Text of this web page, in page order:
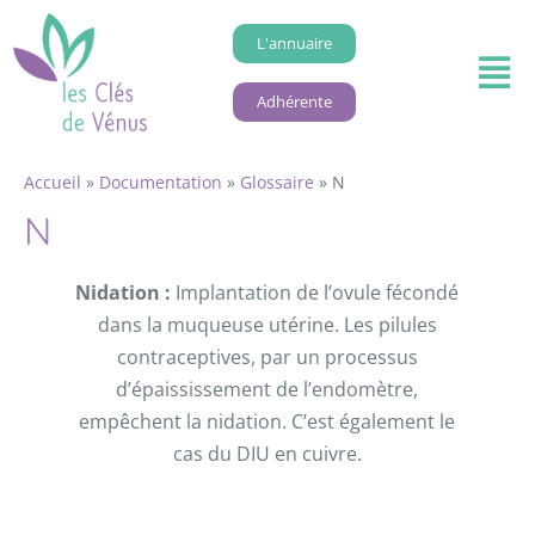
L'annuaire
Adhérente
Accueil » Documentation » Glossaire » N
N
Nidation : Implantation de l’ovule fécondé
dans la muqueuse utérine. Les pilules
contraceptives, par un processus
d’épaississement de l’endomètre,
empêchent la nidation. C’est également le
cas du DIU en cuivre.